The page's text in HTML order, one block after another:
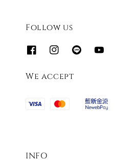
Follow us
We accept
INFO